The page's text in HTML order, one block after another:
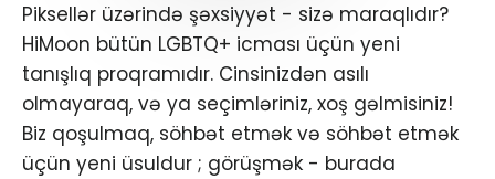
Piksellər üzərində şəxsiyyət - sizə maraqlıdır?
HiMoon bütün LGBTQ+ icması üçün yeni
tanışlıq proqramıdır. Cinsinizdən asılı
olmayaraq, və ya seçimləriniz, xoş gəlmisiniz!
Biz qoşulmaq, söhbət etmək və söhbət etmək
üçün yeni üsuldur ; görüşmək - burada